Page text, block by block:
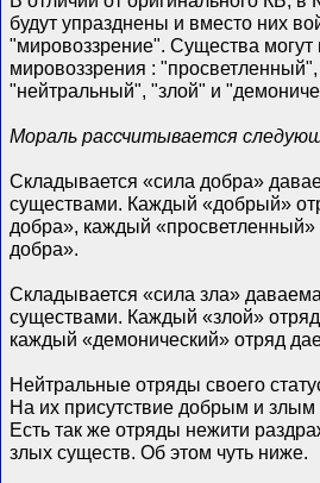
будут упразднены и вместо них
"мировоззрение". Существа
мировоззрения :
"нейтральный", "злой" и
Мораль рассчитывается
Складывается «сила добра»
существами. Каждый «добрый»
добра», каждый «просветленный»
добра».
Складывается «сила зла»
существами. Каждый «злой» отряд
каждый «демонический» отряд
Нейтральные отряды своего
На их присутствие добрым и злым
Есть так же отряды нежити
злых существ. Об этом чуть ниже.